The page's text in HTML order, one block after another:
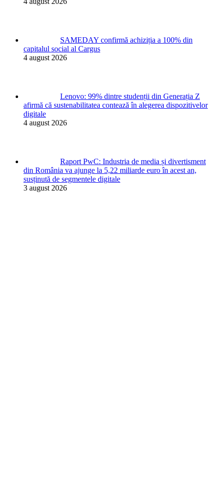
SAMEDAY confirmă achiziția a 100% din
capitalul social al Cargus
4 august 2026
Lenovo: 99% dintre studenții din Generația Z
afirmă că sustenabilitatea contează în alegerea dispozitivelor
digitale
4 august 2026
Raport PwC: Industria de media și divertisment
din România va ajunge la 5,22 miliarde euro în acest an,
susținută de segmentele digitale
3 august 2026